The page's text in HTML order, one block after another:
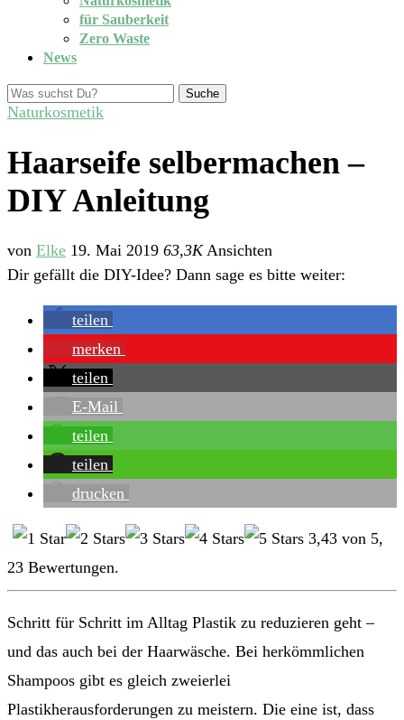
für Sauberkeit
Zero Waste
News
Suche
Naturkosmetik
Haarseife selbermachen –
DIY Anleitung
von Elke 19. Mai 2019 63,3KAnsichten
Dir gefällt die DIY-Idee? Dann sage es bitte weiter:
teilen
merken
teilen
E-Mail
teilen
teilen
drucken
3,43 von 5,
23 Bewertungen.
Schritt für Schritt im Alltag Plastik zu reduzieren geht –
und das auch bei der Haarwäsche. Bei herkömmlichen
Shampoos gibt es gleich zweierlei
Plastikherausforderungen zu meistern. Die eine ist, dass